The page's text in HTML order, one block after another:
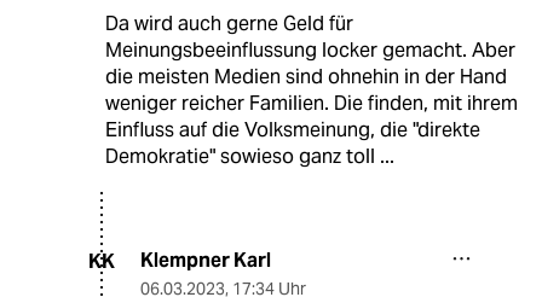
Da wird auch gerne Geld für
Meinungsbeeinflussung locker gemacht. Aber
die meisten Medien sind ohnehin in der Hand
weniger reicher Familien. Die finden, mit ihrem
Einfluss auf die Volksmeinung, die "direkte
Demokratie" sowieso ganz toll ...
KK Klempner Karl
06.03.2023, 17:34 Uhr